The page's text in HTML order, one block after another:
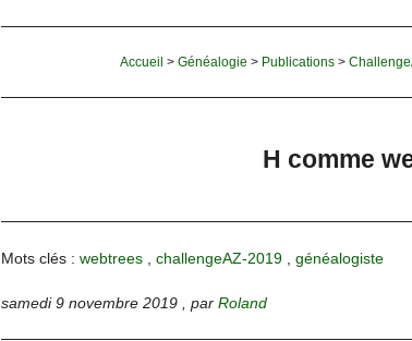
Accueil > Généalogie > Publications>
H comme
Mots clés : webtrees, challengeAZ-2019, généalogiste
samedi 9 novembre 2019 par Roland